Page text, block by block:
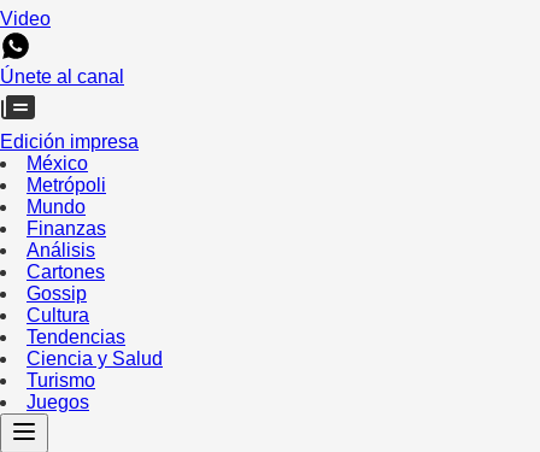
Video
Únete al canal
Edición impresa
México
Metrópoli
Mundo
Finanzas
Análisis
Cartones
Gossip
Cultura
Tendencias
Ciencia y Salud
Turismo
Juegos